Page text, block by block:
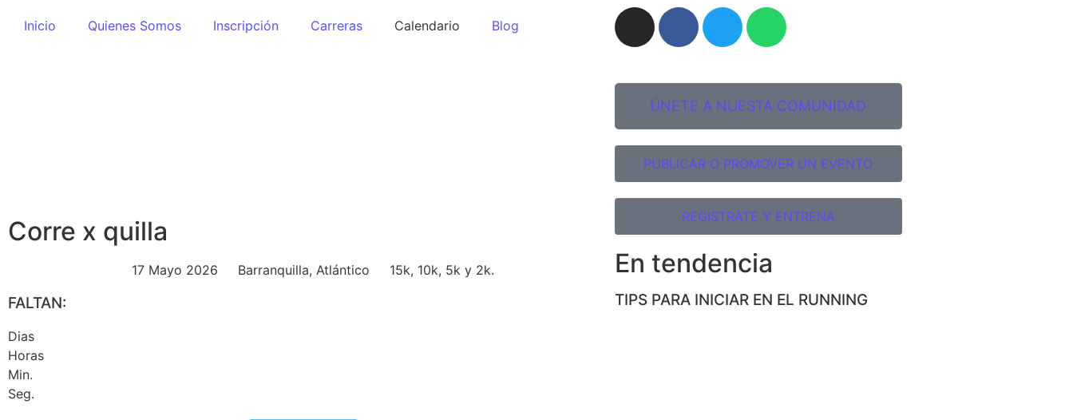
Inicio Quienes Somos Inscripción Carreras Calendario Blog
Corre x quilla
17 Mayo 2026 Barranquilla, Atlántico 15k, 10k, 5k y 2k.
FALTAN:
Dias
Horas
Min.
Seg.
ÚNETE A NUESTA COMUNIDAD
PUBLICAR O PROMOVER UN EVENTO
REGISTRATE Y ENTRENA
En tendencia
TIPS PARA INICIAR EN EL RUNNING